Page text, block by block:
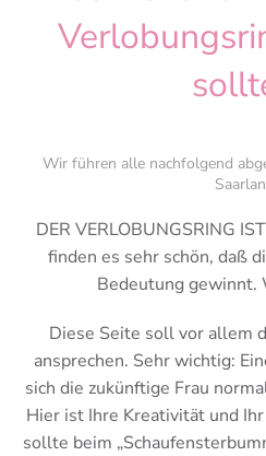
Wir führen alle nachfolgend
DER VERLOBUNGSRING
finden es sehr schön, daß
Bedeutung gewinnt.
Diese Seite soll vor allem
ansprechen. Sehr wichtig:
sich die zukünftige Frau
Hier ist Ihre Kreativität und
sollte beim